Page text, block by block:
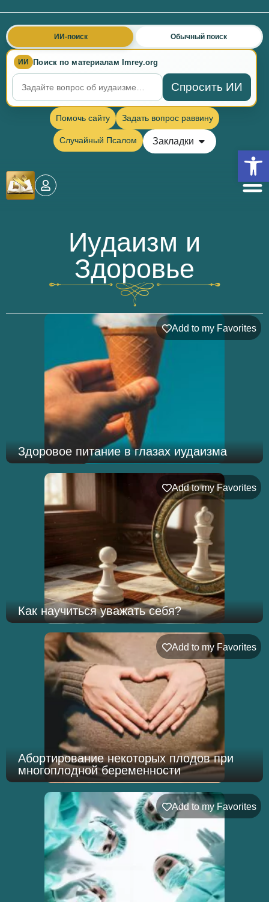
ИИ Поиск по материалам Imrey.org
Спросить ИИ
ИИ-поиск Обычный поиск
Помочь сайту Задать вопрос раввину
Случайный Псалом Закладки
Иудаизм и
Здоровье
Add to my Favorites
Здоровое питание в глазах иудаизма
Add to my Favorites
Как научиться уважать себя?
Add to my Favorites
Абортирование некоторых плодов при
многоплодной беременности
Add to my Favorites